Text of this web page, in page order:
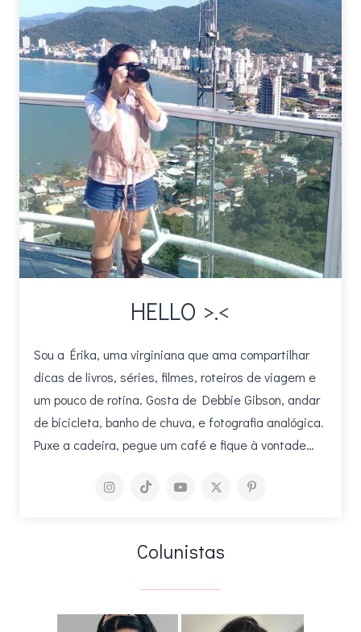
HELLO >.<
Sou a Érika, uma virginiana que ama compartilhar
dicas de livros, séries, filmes, roteiros de viagem e
um pouco de rotina. Gosta de Debbie Gibson, andar
de bicicleta, banho de chuva, e fotografia analógica.
Puxe a cadeira, pegue um café e fique à vontade…
Colunistas